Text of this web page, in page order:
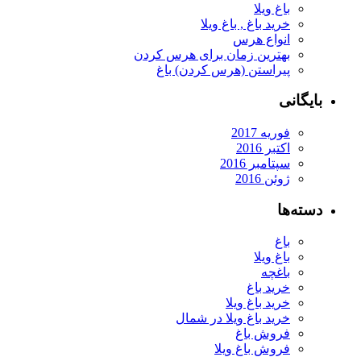
باغ ویلا
خرید باغ , باغ ویلا
انواع هرس
بهترین زمان برای هرس کردن
پیراستن (هرس کردن) باغ
بایگانی
فوریه 2017
اکتبر 2016
سپتامبر 2016
ژوئن 2016
دسته‌ها
باغ
باغ ویلا
باغچه
خرید باغ
خرید باغ ویلا
خرید باغ ویلا در شمال
فروش باغ
فروش باغ ویلا